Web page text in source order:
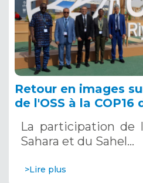
Retour en images
de l'OSS à la COP16
Saoudite
La participation de
Sahara et du Sahel…
>Lire plus